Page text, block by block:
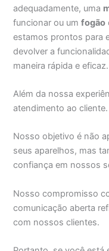
adequadamente, uma
funcionar ou umfogão
estamos prontos para
devolver a
maneira rápida e eficaz.
Além da nossa
atendimento ao cliente.
Nosso objetivo é não
seus aparelhos, mas
confiança em nossos
Nosso compromisso
comunicação aberta
com nossos clientes.